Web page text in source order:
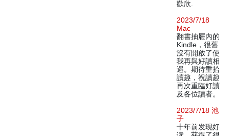
歡欣.
2023/7/18
Mac
翻書抽屜內的
Kindle，很舊
沒有開啟了使
我再與好讀相
遇。期待重拾
讀趣，祝讀趣
再次重臨好讀
及各位讀者。
2023/7/18 池
子
十年前发现好